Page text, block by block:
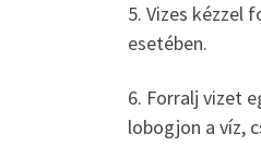
5. Vizes kézzel
esetében.
6. Forralj vizet
lobogjon a víz,